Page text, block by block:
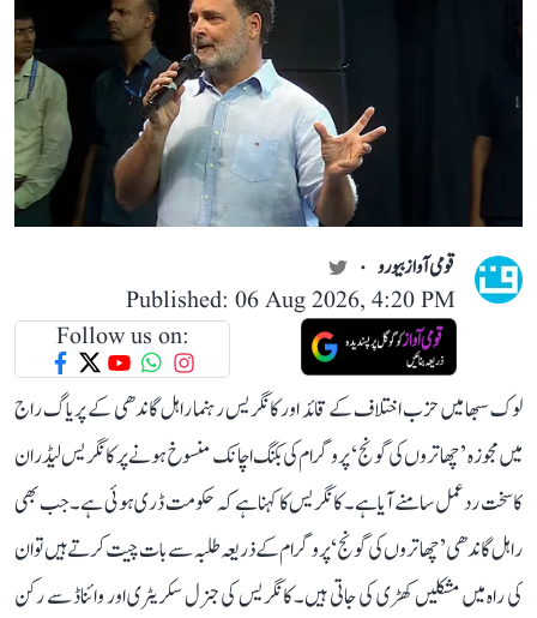
قومی آواز بیورو
Published: 06 Aug 2026, 4:20 PM
Follow us on:
لوک سبھا میں حزب اختلاف کے قائد اور کانگریس رہنما راہل گاندھی کے پریاگ راج
میں مجوزہ ’چھاتروں کی گونج‘ پروگرام کی بکنگ اچانک منسوخ ہونے پر کانگریس لیڈران
کا سخت ردعمل سامنے آیا ہے۔ کانگریس کا کہنا ہے کہ حکومت ڈری ہوئی ہے۔ جب بھی
راہل گاندھی ’چھاتروں کی گونج‘ پروگرام کے ذریعہ طلبہ سے بات چیت کرتے ہیں تو ان
کی راہ میں مشکلیں کھڑی کی جاتی ہیں۔ کانگریس کی جنرل سکریٹری اور وائناڈ سے رکن